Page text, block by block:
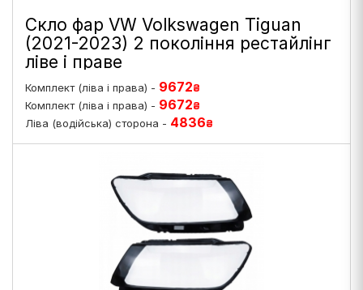
Скло фар VW Volkswagen Tiguan
(2021-2023) 2 покоління рестайлінг
ліве і праве
Комплект (ліва і права) - 9672₴
Комплект (ліва і права) - 9672₴
Ліва (водійська) сторона - 4836₴
Права (пасажирська) сторона -4836₴